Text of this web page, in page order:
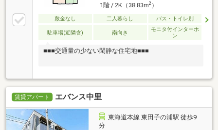
1階 / 2K（38.83m2）
敷金なし 二人暮らし バス・トイレ別
駐車場(近隣含) 南向き
モニタ付インターホ
ン
■■■交通量の少ない閑静な住宅地■■■
賃貸アパート エバンス中里
東海道本線 東田子の浦駅 徒歩9
分